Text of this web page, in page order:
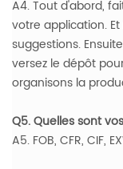
A4. Tout d'abord,
votre application.
suggestions.
versez le dépôt
organisons la
Q5. Quelles sont
A5. FOB, CFR, CIF,